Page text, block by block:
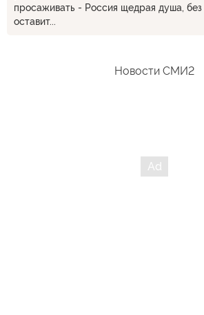
просаживать - Россия щедрая душа, без
оставит...
Новости СМИ2